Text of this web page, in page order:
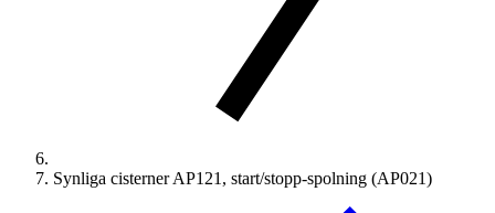
Synliga cisterner AP121, start/stopp-spolning (AP021)